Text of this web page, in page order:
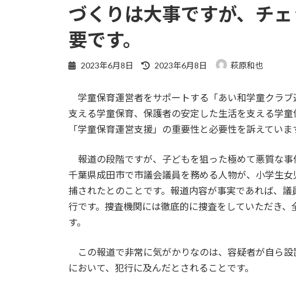
づくりは大事ですが、チ
要です。
2023年6月8日
最
新
日
:
2023年6月8日 萩原和也
学童保育運営者をサポートする「あい和学童クラ
支える学童保育、保護者の安定した生活を支える学
「学童保育運営支援」の重要性と必要性を訴えていま
報道の段階ですが、子どもを狙った極めて悪質な事
千葉県成田市で市議会議員を務める人物が、小学生
捕されたとのことです。報道内容が事実であれば、
行です。捜査機関には徹底的に捜査をしていただき
す。
この報道で非常に気がかりなのは、容疑者が自ら
において、犯行に及んだとされることです。